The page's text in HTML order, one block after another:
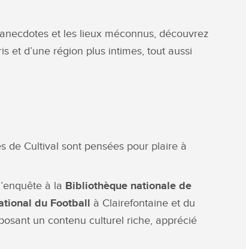
et les lieux méconnus, découvrez
et d’une région plus intimes, tout aussi
de Cultival sont pensées pour plaire à
à la Bibliothèque nationale de
du Football à Clairefontaine et du
un contenu culturel riche, apprécié